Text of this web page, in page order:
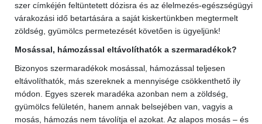
szer címkéjén feltüntetett dózisra és az élelmezés-egészségügyi
várakozási idő betartására a saját kiskertünkben megtermelt
zöldség, gyümölcs permetezését követően is ügyeljünk!
Mosással, hámozással eltávolíthatók a szermaradékok?
Bizonyos szermaradékok mosással, hámozással teljesen
eltávolíthatók, más szereknek a mennyisége csökkenthető ily
módon. Egyes szerek maradéka azonban nem a zöldség,
gyümölcs felületén, hanem annak belsejében van, vagyis a
mosás, hámozás nem távolítja el azokat. Az alapos mosás – és